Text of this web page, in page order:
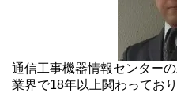
通信工事機器情報センター
業界で18年以上関わってお